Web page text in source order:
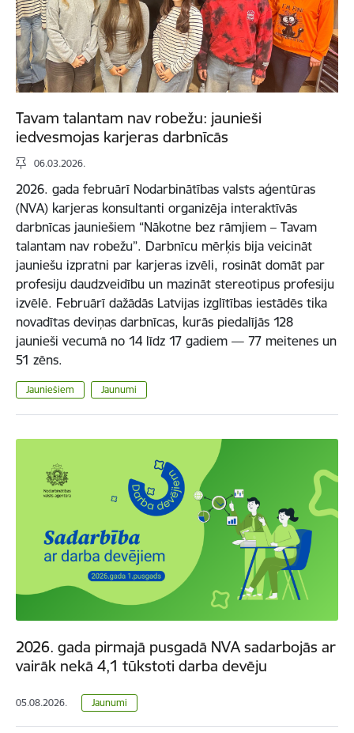
Tavam talantam nav robežu: jaunieši
iedvesmojas karjeras darbnīcās
06.03.2026.
2026. gada februārī Nodarbinātības valsts aģentūras
(NVA) karjeras konsultanti organizēja interaktīvās
darbnīcas jauniešiem “Nākotne bez rāmjiem – Tavam
talantam nav robežu”. Darbnīcu mērķis bija veicināt
jauniešu izpratni par karjeras izvēli, rosināt domāt par
profesiju daudzveidību un mazināt stereotipus profesiju
izvēlē. Februārī dažādās Latvijas izglītības iestādēs tika
novadītas deviņas darbnīcas, kurās piedalījās 128
jaunieši vecumā no 14 līdz 17 gadiem — 77 meitenes un
51 zēns.
Jauniešiem Jaunumi
2026. gada pirmajā pusgadā NVA sadarbojās ar
vairāk nekā 4,1 tūkstoti darba devēju
05.08.2026. Jaunumi